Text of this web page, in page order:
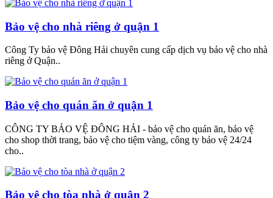
Bảo vệ cho nhà riêng ở quận 1
Công Ty bảo vệ Đông Hải chuyên cung cấp dịch vụ bảo vệ cho nhà
riêng ở Quận..
Bảo vệ cho quán ăn ở quận 1
CÔNG TY BẢO VỆ ĐÔNG HẢI - bảo vệ cho quán ăn, bảo vệ
cho shop thời trang, bảo vệ cho tiệm vàng, công ty bảo vệ 24/24
cho..
Bảo vệ cho tòa nhà ở quận 2